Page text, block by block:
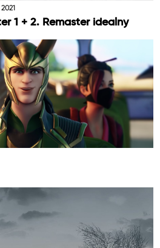
1 + 2. Remaster idealny